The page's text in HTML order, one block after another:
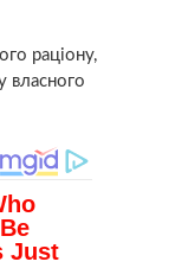
раціону,
власного